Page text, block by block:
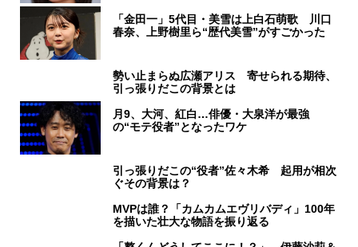
「金田一」5代目・美雪は上白石萌歌 川口
春奈、上野樹里ら“歴代美雪”がすごかった
勢い止まらぬ広瀬アリス 寄せられる期待、
引っ張りだこの背景とは
月9、大河、紅白…俳優・大泉洋が最強
の“モテ役者”となったワケ
引っ張りだこの“役者”佐々木希 起用が相次
ぐその背景は？
MVPは誰？「カムカムエヴリバディ」100年
を描いた壮大な物語を振り返る